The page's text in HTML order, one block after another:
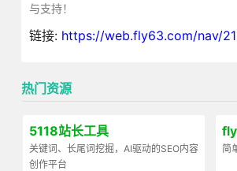
与支持！
链接: https://web.fly63.com/nav/
热门资源
5118站长工具
关键词、长尾词挖掘，AI驱动的SEO内容
创作平台
简